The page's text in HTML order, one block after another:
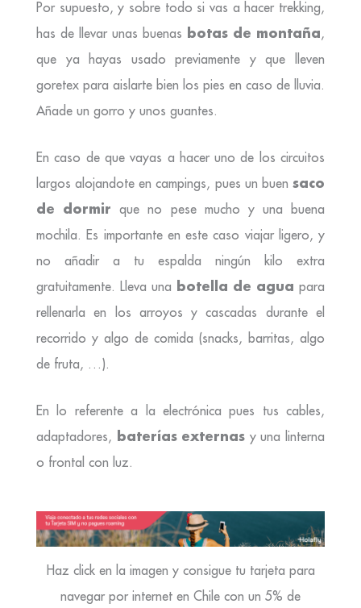
Por supuesto, y sobre todo si vas a hacer trekking,
has de llevar unas buenas botas de montaña,
que ya hayas usado previamente y que lleven
goretex para aislarte bien los pies en caso de lluvia.
Añade un gorro y unos guantes.
En caso de que vayas a hacer uno de los circuitos
largos alojandote en campings, pues un buen saco
de dormir que no pese mucho y una buena
mochila. Es importante en este caso viajar ligero, y
no añadir a tu espalda ningún kilo extra
gratuitamente. Lleva una botella de agua para
rellenarla en los arroyos y cascadas durante el
recorrido y algo de comida (snacks, barritas, algo
de fruta, …).
En lo referente a la electrónica pues tus cables,
adaptadores, baterías externas y una linterna
o frontal con luz.
Haz click en la imagen y consigue tu tarjeta para
navegar por internet en Chile con un 5% de